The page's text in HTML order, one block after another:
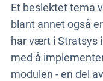
Et beslektet tema
blant annet også
har vært i Stratsys
med å
modulen - en del